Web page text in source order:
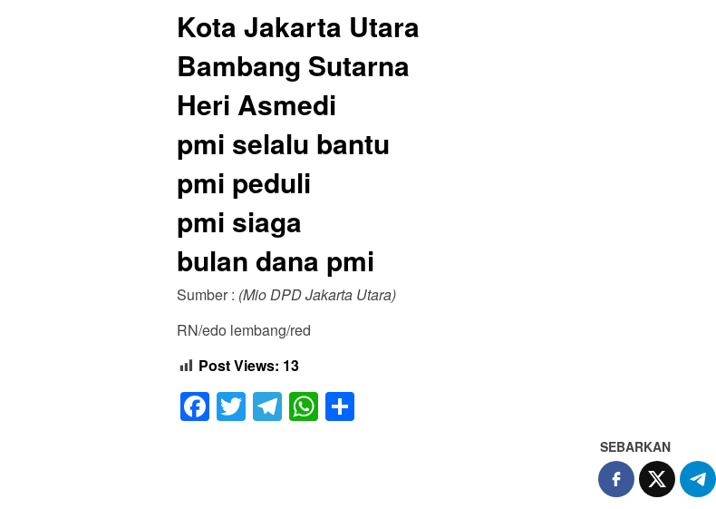
Kota Jakarta Utara
Bambang Sutarna
Heri Asmedi
pmi selalu bantu
pmi peduli
pmi siaga
bulan dana pmi
Sumber : (Mio DPD Jakarta Utara)
RN/edo lembang/red
Post Views: 13
Facebook
Twitter
Telegram
WhatsApp
SEBARKAN